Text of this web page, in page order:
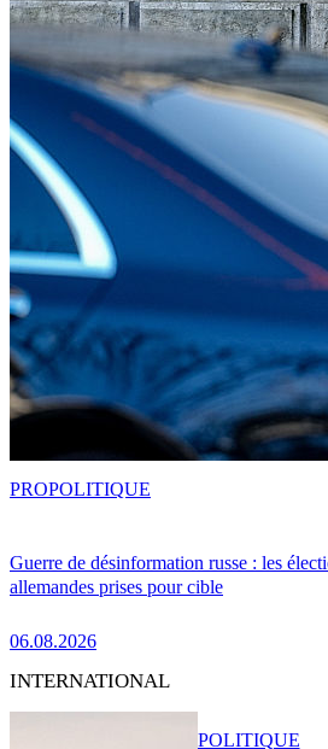
Guerre de désinformation russe : les
allemandes prises pour cible
06.08.2026
PROPOLITIQUE
INTERNATIONAL
POLITIQUE